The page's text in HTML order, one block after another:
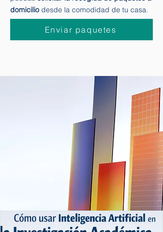
Expresste lo pone muy cómodo para que
puedassolicitar la recogida de paquetes a
desde la comodidad de tu casa.